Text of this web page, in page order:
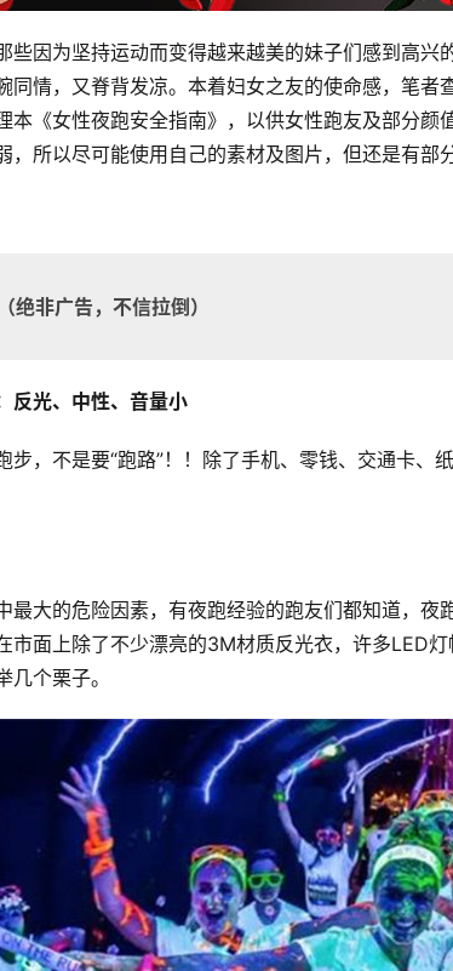
些因为坚持运动而变得越来越美的妹子们感到高兴
同情，又脊背发凉。 本着妇女之友的使命感，笔者
本《女性夜跑安全指南》，以供女性跑友及部分颜
，所以尽可能使用自己的素材及图片，但还是有
绝非广告，不信拉倒）
反光、中性、音量小
步，不是要“跑路”！！除了手机、零钱、交通卡、
最大的危险因素，有夜跑经验的跑友们都知道，
市面上除了不少漂亮的3M材质反光衣，许多LED
个栗子。